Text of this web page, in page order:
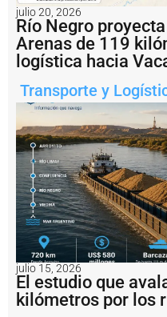
e
n
ti
n
a
i
m
p
u
s
o
u
n
a
m
u
d
e
U
julio 20, 2026
Río Negro
Arenas de 119
logística hacia
Transporte y
julio 15, 2026
El estudio que
kilómetros por los